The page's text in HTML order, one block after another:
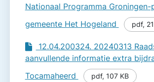
Nationaal Programma
gemeente Het Hogeland
pdf,
12.04.200324. 20240313
aanvullende informatie extra
Tocamaheerd
pdf, 107 KB